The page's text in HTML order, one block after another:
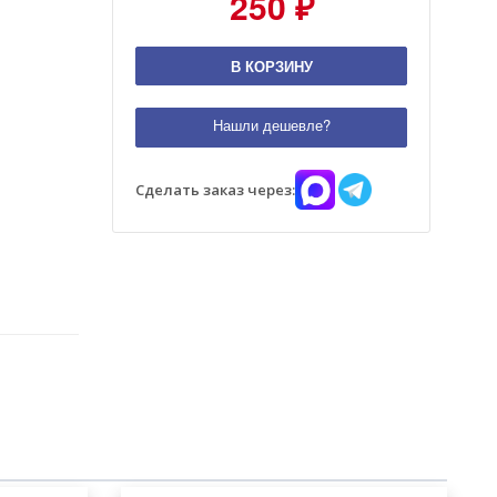
В КОРЗИНУ
Нашли дешевле?
Сделать заказ через: